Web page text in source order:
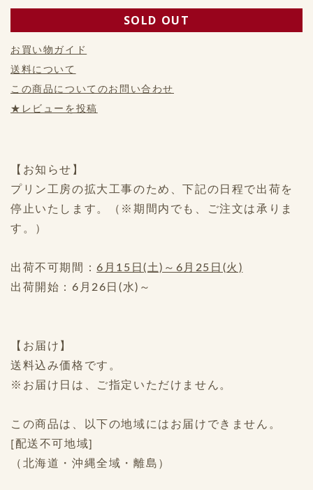
SOLD OUT
お買い物ガイド
送料について
この商品についてのお問い合わせ
★レビューを投稿
【お知らせ】
プリン工房の拡大工事のため、下記の日程で出荷を
停止いたします。（※期間内でも、ご注文は承りま
す。）
出荷不可期間：6月15日(土)～6月25日(火)
出荷開始：6月26日(水)～
【お届け】
送料込み価格です。
※お届け日は、ご指定いただけません。
この商品は、以下の地域にはお届けできません。
[配送不可地域]
（北海道・沖縄全域・離島）